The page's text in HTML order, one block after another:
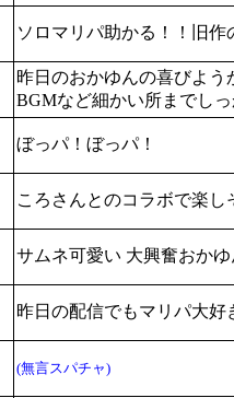
ソロマリパ助かる！！旧作
昨日のおかゆんの喜びよ
BGMなど細かい所までし
ぼっパ！ぼっパ！
ころさんとのコラボで楽
サムネ可愛い 大興奮おか
昨日の配信でもマリパ大好
(無言スパチャ)